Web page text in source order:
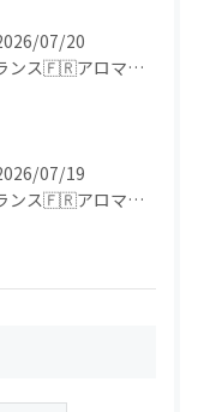
07/20
フランス🇫🇷アロマ研修ツアー𝗱𝗮𝘆𝟮
07/19
フランス🇫🇷アロマ研修ツアー𝗱𝗮𝘆𝟭